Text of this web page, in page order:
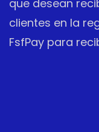
que desean
clientes en la
FsfPay para